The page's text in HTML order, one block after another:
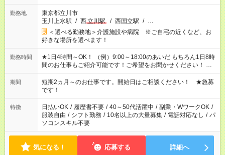
勤務地
東京都立川市
玉川上水駅 / 西立川駅 / 西国立駅 / …
＜選べる勤務地＞介護施設や病院 ※ご自宅の近くなど、お
好きな場所を選べます！
勤務時間
★1日4時間～OK！ （例）9:00～18:00のあいだ もちろん1日8時
間のお仕事もご紹介可能です！ご希望をお聞かせください！ ※
週最低15時間以上の勤務が必要です
期間
短期2ヵ月～のお仕事です。開始日はご相談ください！ ★急募
です！
特徴 日払いOK / 履歴書不要 / 40～50代活躍中 / 副業・WワークOK /
服装自由 / シフト勤務 / 10名以上の大量募集 / 電話対応なし / パ
ソコンスキル不要
気になる！ 応募する 詳細へ